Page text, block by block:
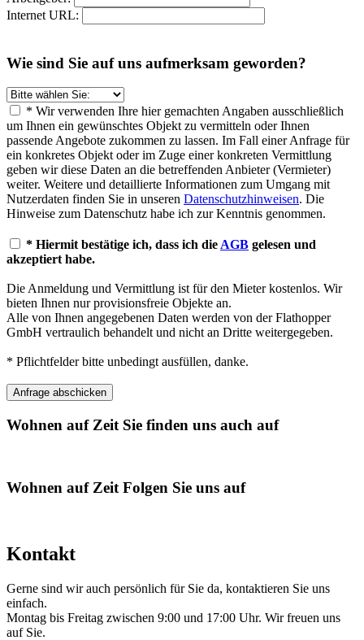
Internet URL:
Wie sind Sie auf uns aufmerksam geworden?
* Wir verwenden Ihre hier gemachten Angaben ausschließlich
um Ihnen ein gewünschtes Objekt zu vermitteln oder Ihnen
passende Angebote zukommen zu lassen. Im Fall einer Anfrage für
ein konkretes Objekt oder im Zuge einer konkreten Vermittlung
geben wir diese Daten an die betreffenden Anbieter (Vermieter)
weiter. Weitere und detaillierte Informationen zum Umgang mit
Nutzerdaten finden Sie in unseren Datenschutzhinweisen. Die
Hinweise zum Datenschutz habe ich zur Kenntnis genommen.
* Hiermit bestätige ich, dass ich die AGB gelesen und
akzeptiert habe.
Die Anmeldung und Vermittlung ist für den Mieter kostenlos. Wir
bieten Ihnen nur provisionsfreie Objekte an.
Alle von Ihnen angegebenen Daten werden von der Flathopper
GmbH vertraulich behandelt und nicht an Dritte weitergegeben.
* Pflichtfelder bitte unbedingt ausfüllen, danke.
Wohnen auf Zeit Sie finden uns auch auf
Wohnen auf ZeitFolgen Sie uns auf
Kontakt
Gerne sind wir auch persönlich für Sie da, kontaktieren Sie uns
einfach.
Montag bis Freitag zwischen 9:00 und 17:00 Uhr. Wir freuen uns
auf Sie.